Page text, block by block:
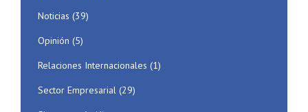
Noticias (39)
Opinión (5)
Relaciones Internacionales (1)
Sector Empresarial (29)